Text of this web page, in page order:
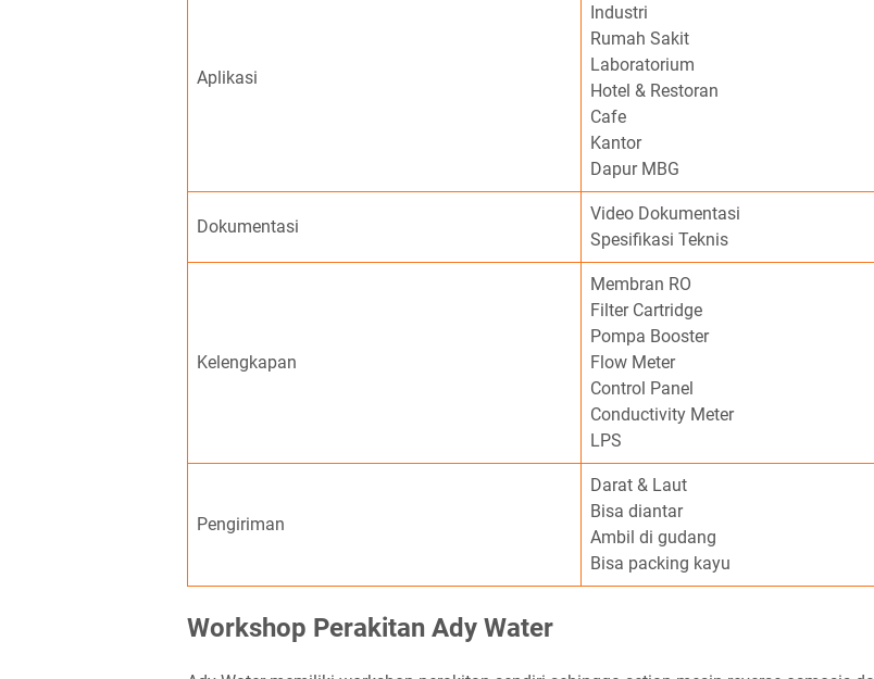
Aplikasi
Industri
Rumah Sakit
Laboratorium
Hotel & Restoran
Cafe
Kantor
Dapur MBG
Dokumentasi
Video Dokumentasi
Spesifikasi Teknis
Kelengkapan
Membran RO
Filter Cartridge
Pompa Booster
Flow Meter
Control Panel
Conductivity Meter
LPS
Pengiriman
Darat & Laut
Bisa diantar
Ambil di gudang
Bisa packing kayu
Workshop Perakitan Ady Water